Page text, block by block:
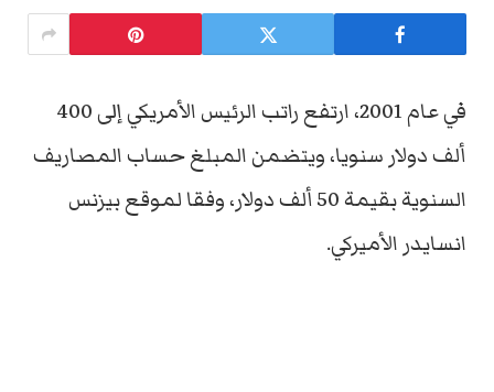
في عام 2001، ارتفع راتب الرئيس الأمريكي إلى 400
ألف دولار سنويا، ويتضمن المبلغ حساب المصاريف
السنوية بقيمة 50 ألف دولار، وفقا لموقع بيزنس
انسايدر الأميركي.